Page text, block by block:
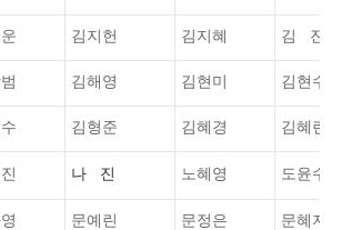
김지헌 김지혜 김 진
김해영 김현미 김현수
김형준 김혜경 김혜린
나 진 노혜영 도윤수
문예린 문정은 문혜지